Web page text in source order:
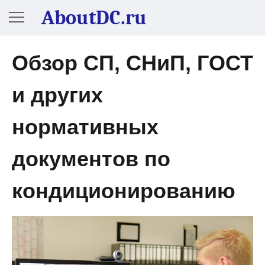
AboutDC.ru
Обзор СП, СНиП, ГОСТ
и других
нормативных
документов по
кондиционированию